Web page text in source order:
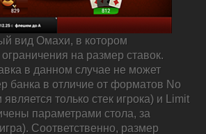
вид Омахи, в котором
на размер ставок.
в данном случае не может
банка в отличие от форматов No
является только стек игрока) и Limit
параметрами стола, за
Соответственно, размер